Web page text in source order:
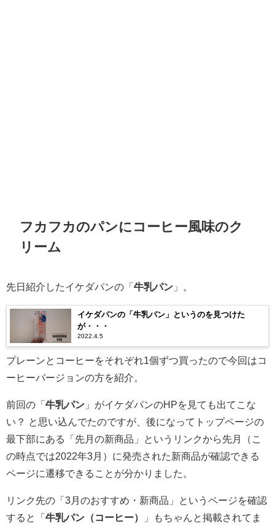
フカフカのパンにコーヒー風味のク
リーム
先日紹介したイケダパンの「 牛乳パン 」。
イケダパンの「牛乳パン」というのを見つけた
が・・・
2022.4.5
プレーンとコーヒーをそれぞれ1個ずつ買ったので今回はコ
ーヒーバージョンの方を紹介。
前回の「 牛乳パン 」がイケダパンのHPを見ても出てこな
い？ と思い込んでたのですが、後になってトップページの
最下部にある「先月の新商品」というリンクから先月（こ
の時点では2022年3月）に発売された新商品が確認できる
ページに遷移できることが分かりました。
リンク先の「3月のおすすめ・新商品」というページを確認
すると「 牛乳パン（コーヒー）
」もちゃんと掲載されてま